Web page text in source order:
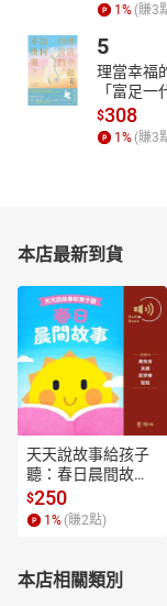
1 % (賺3
5
理當幸福
「富足
$308
1 % (賺3
本店最新到貨
天天說故事給孩子
聽：春日晨間故事
【有聲書】
$250
1 % (賺2點)
本店相關類別